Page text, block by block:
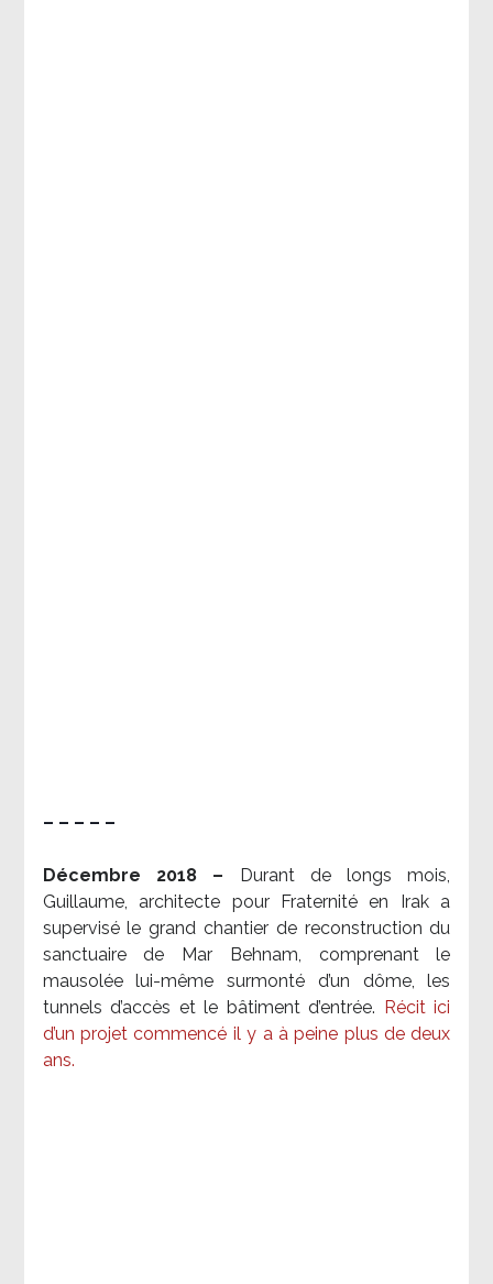
– – – – –
Décembre 2018 –
Durant de longs mois,
Guillaume, architecte pour Fraternité en Irak a
supervisé le grand chantier de reconstruction du
sanctuaire de Mar Behnam, comprenant le
mausolée lui-même surmonté d’un dôme, les
tunnels d’accès et le bâtiment d’entrée.
Récit ici
d’un projet commencé il y a à peine plus de deux
ans.